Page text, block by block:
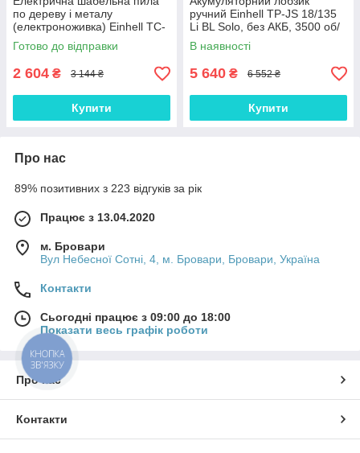
по дереву і металу
(електроноживка) Einhell TC-
AP 650 E: 650 Вт шабельна
SPL
Готово до відправки
2 604 ₴ 3 144 ₴
Купити
ручний Einhell TP-JS 18/135
Li BL Solo, без АКБ, 3500 об/
хв
В наявності
5 640 ₴ 6 552 ₴
Купити
Про нас
89% позитивних з 223 відгуків за рік
Працює з 13.04.2020
м. Бровари
Вул Небесної Сотні, 4, м. Бровари, Бровари, Україна
Контакти
Сьогодні працює з 09:00 до 18:00
Показати весь графік роботи
Про нас
Контакти
КНОПКА
ЗВ'ЯЗКУ